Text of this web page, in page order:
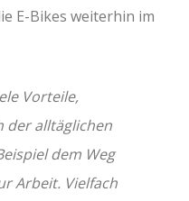
E-Bikes weiterhin im
Vorteile,
der alltäglichen
dem Weg
Arbeit. Vielfach